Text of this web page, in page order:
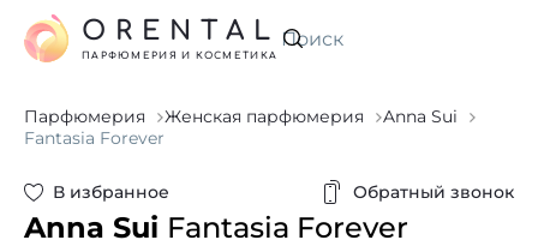
Искать
ORENTAL
ПАРФЮМЕРИЯ И КОСМЕТИКА
Парфюмерия Женская парфюмерия
Anna Sui
Fantasia Forever
В избранное Обратный звонок
Anna Sui Fantasia Forever